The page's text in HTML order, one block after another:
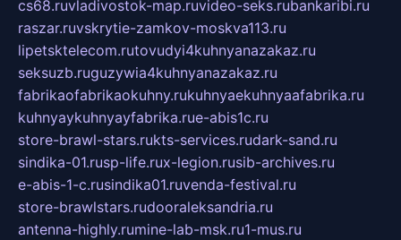
cs68.ruvladivostok-map.ruvideo-seks.rubankaribi.ru
raszar.ruvskrytie-zamkov-moskva113.ru
lipetsktelecom.rutovudyi4kuhnyanazakaz.ru
seksuzb.ruguzywia4kuhnyanazakaz.ru
fabrikaofabrikaokuhny.rukuhnyaekuhnyaafabrika.ru
kuhnyaykuhnyayfabrika.rue-abis1c.ru
store-brawl-stars.rukts-services.rudark-sand.ru
sindika-01.rusp-life.rux-legion.rusib-archives.ru
e-abis-1-c.rusindika01.ruvenda-festival.ru
store-brawlstars.rudooraleksandria.ru
antenna-highly.rumine-lab-msk.ru1-mus.ru